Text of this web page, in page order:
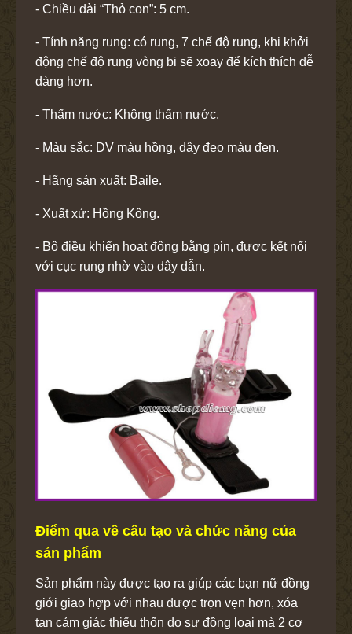
- Chiều dài “Thỏ con”: 5 cm.
- Tính năng rung: có rung, 7 chế độ rung, khi khởi
động chế độ rung vòng bi sẽ xoay để kích thích dễ
dàng hơn.
- Thấm nước: Không thấm nước.
- Màu sắc: DV màu hồng, dây đeo màu đen.
- Hãng sản xuất: Baile.
- Xuất xứ: Hồng Kông.
- Bộ điều khiển hoạt động bằng pin, được kết nối
với cục rung nhờ vào dây dẫn.
Điểm qua về cấu tạo và chức năng của
sản phẩm
Sản phẩm này được tạo ra giúp các bạn nữ đồng
giới giao hợp với nhau được trọn vẹn hơn, xóa
tan cảm giác thiếu thốn do sự đồng loại mà 2 cơ